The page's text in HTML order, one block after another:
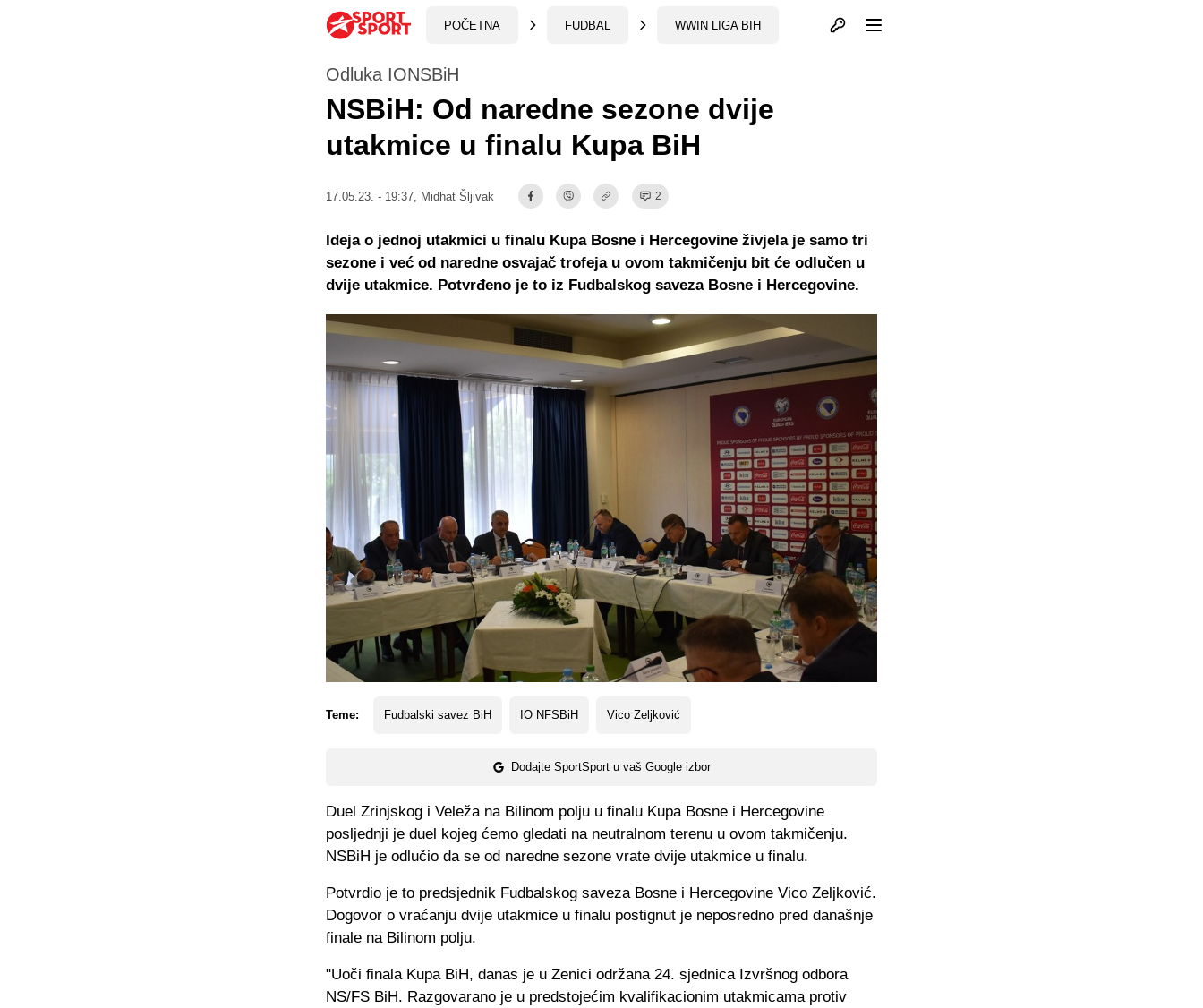
POČETNA FUDBAL WWIN LIGA BIH Otvori profil
Odluka IONSBiH
NSBiH: Od naredne sezone dvije
utakmice u finalu Kupa BiH
17.05.23. - 19:37, Midhat Šljivak 2
Teme: Fudbalski savez BiH IO NFSBiH Vico Zeljković
Dodajte SportSport u vaš Google izbor
Ideja o jednoj utakmici u finalu Kupa Bosne i Hercegovine živjela je samo tri
sezone i već od naredne osvajač trofeja u ovom takmičenju bit će odlučen u
dvije utakmice. Potvrđeno je to iz Fudbalskog saveza Bosne i Hercegovine.
Duel Zrinjskog i Veleža na Bilinom polju u finalu Kupa Bosne i Hercegovine
posljednji je duel kojeg ćemo gledati na neutralnom terenu u ovom takmičenju.
NSBiH je odlučio da se od naredne sezone vrate dvije utakmice u finalu.
Potvrdio je to predsjednik Fudbalskog saveza Bosne i Hercegovine Vico Zeljković.
Dogovor o vraćanju dvije utakmice u finalu postignut je neposredno pred današnje
finale na Bilinom polju.
"Uoči finala Kupa BiH, danas je u Zenici održana 24. sjednica Izvršnog odbora
NS/FS BiH. Razgovarano je u predstojećim kvalifikacionim utakmicama protiv